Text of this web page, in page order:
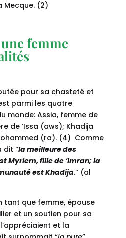
Mecque. (2)
femme
pour sa chasteté et
parmi les quatre
monde: Assia, femme de
de ‘Issa (aws); Khadija
(ra). (4) Comme
dit “la meilleure des
Myriem, fille de ‘Imran; la
est Khadija.” (al
tant que femme, épouse
et un soutien pour sa
et la